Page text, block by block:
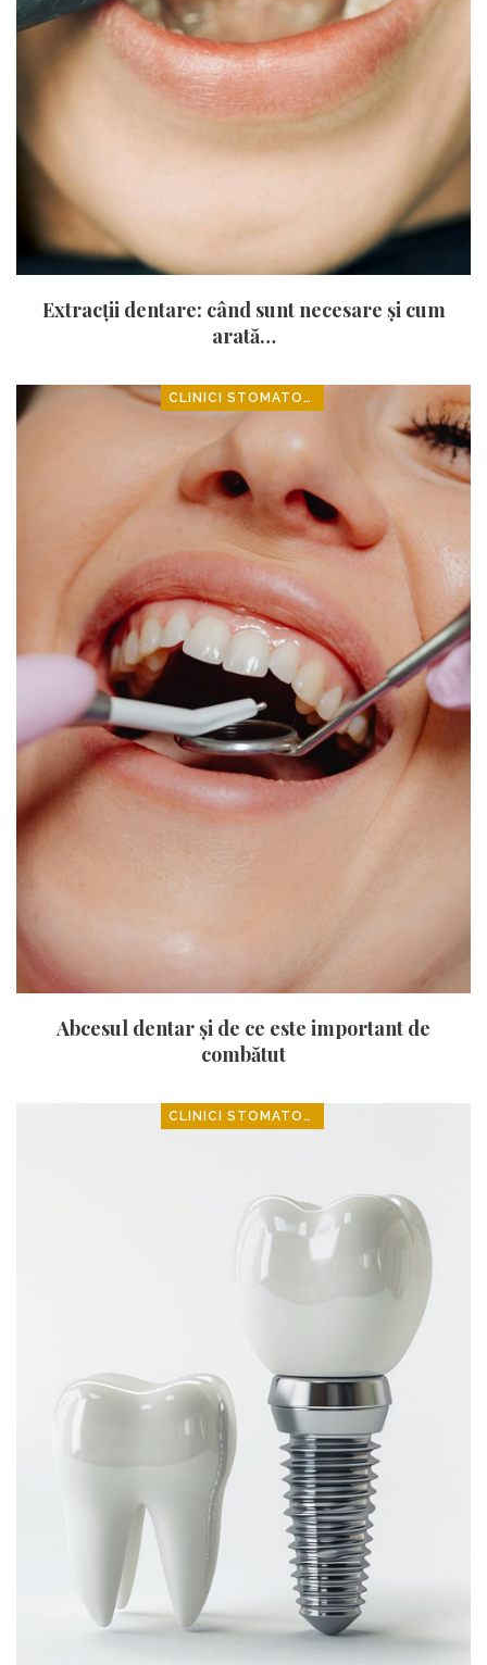
Extracții dentare: când sunt necesare și cum
arată…
CLINICI STOMATOLOGICE
Abcesul dentar și de ce este important de
combătut
CLINICI STOMATOLOGICE